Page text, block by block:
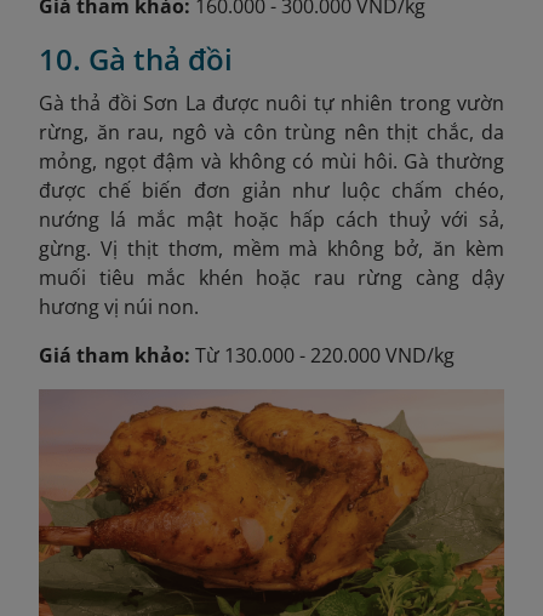
Giá tham khảo: 160.000 - 300.000 VND/kg
10. Gà thả đồi
Gà thả đồi Sơn La được nuôi tự nhiên trong vườn
rừng, ăn rau, ngô và côn trùng nên thịt chắc, da
mỏng, ngọt đậm và không có mùi hôi. Gà thường
được chế biến đơn giản như luộc chấm chéo,
nướng lá mắc mật hoặc hấp cách thuỷ với sả,
gừng. Vị thịt thơm, mềm mà không bở, ăn kèm
muối tiêu mắc khén hoặc rau rừng càng dậy
hương vị núi non.
Giá tham khảo: Từ 130.000 - 220.000 VND/kg